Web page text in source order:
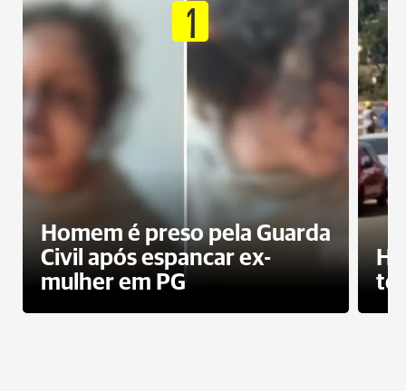
1
Homem é preso pela Guarda
Civil após espancar ex-
mulher em PG